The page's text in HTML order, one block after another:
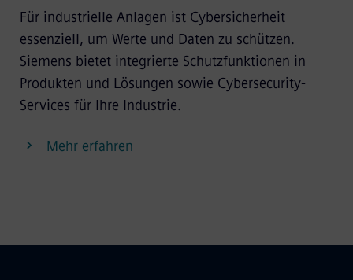
Für industrielle Anlagen ist Cybersicherheit
essenziell, um Werte und Daten zu schützen.
Siemens bietet integrierte Schutzfunktionen in
Produkten und Lösungen sowie Cybersecurity-
Services für Ihre Industrie.
Mehr erfahren